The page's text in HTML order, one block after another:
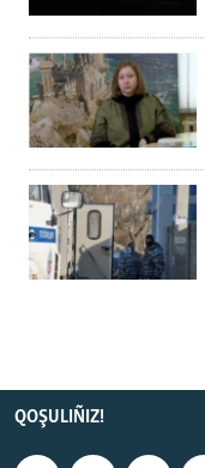
QOŞULIÑIZ!